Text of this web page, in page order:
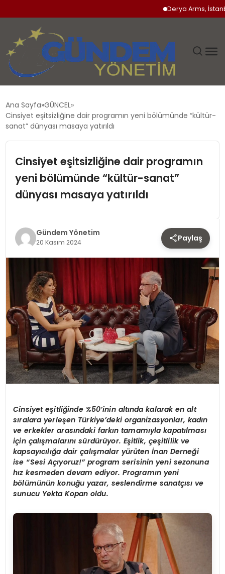
Derya Arms, İstanbul
SIYASET
EKONOMI
TEKNOLOJI
SAĞLIK
YAŞAM
Ana Sayfa GÜNCEL
Cinsiyet eşitsizliğine dair programın yeni bölümünde “kültür-
sanat” dünyası masaya yatırıldı
Cinsiyet eşitsizliğine dair programın
yeni bölümünde “kültür-sanat”
dünyası masaya yatırıldı
Gündem Yönetim
20 Kasım 2024 Paylaş
Cinsiyet eşitliğinde %50’inin altında kalarak en alt
sıralara yerleşen Türkiye’deki organizasyonlar, kadın
ve erkekler arasındaki farkın tamamıyla kapatılması
için çalışmalarını sürdürüyor. Eşitlik, çeşitlilik ve
kapsayıcılığa dair çalışmalar yürüten İnan Derneği
ise “Sesi Açıyoruz!” program serisinin yeni sezonuna
hız kesmeden devam ediyor. Programın yeni
bölümünün konuğu yazar, seslendirme sanatçısı ve
sunucu Yekta Kopan oldu.